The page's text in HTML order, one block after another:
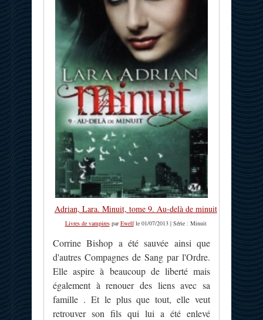
Adrian, Lara. Minuit, tome 9. Au-delà de minuit
Livres de vampiresparEwelfle 01/07/2013 | Série : Minuit
Corrine Bishop a été sauvée ainsi que
d'autres Compagnes de Sang par l'Ordre.
Elle aspire à beaucoup de liberté mais
également à renouer des liens avec sa
famille . Et le plus que tout, elle veut
retrouver son fils qui lui a été enlevé